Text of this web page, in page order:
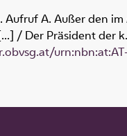
A. Außer den
/ Der Präsident der